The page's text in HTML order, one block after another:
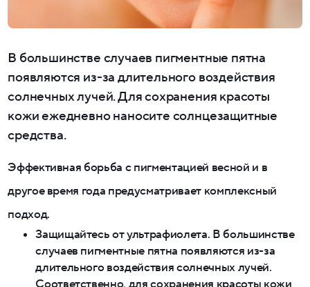
В большинстве случаев пигментные пятна
появляются из-за длительного воздействия
солнечных лучей. Для сохранения красоты
кожи ежедневно наносите солнцезащитные
средства.
Эффективная борьба с пигментацией весной и в
другое время года предусматривает комплексный
подход.
Защищайтесь от ультрафиолета. В большинстве
случаев пигментные пятна появляются из-за
длительного воздействия солнечных лучей.